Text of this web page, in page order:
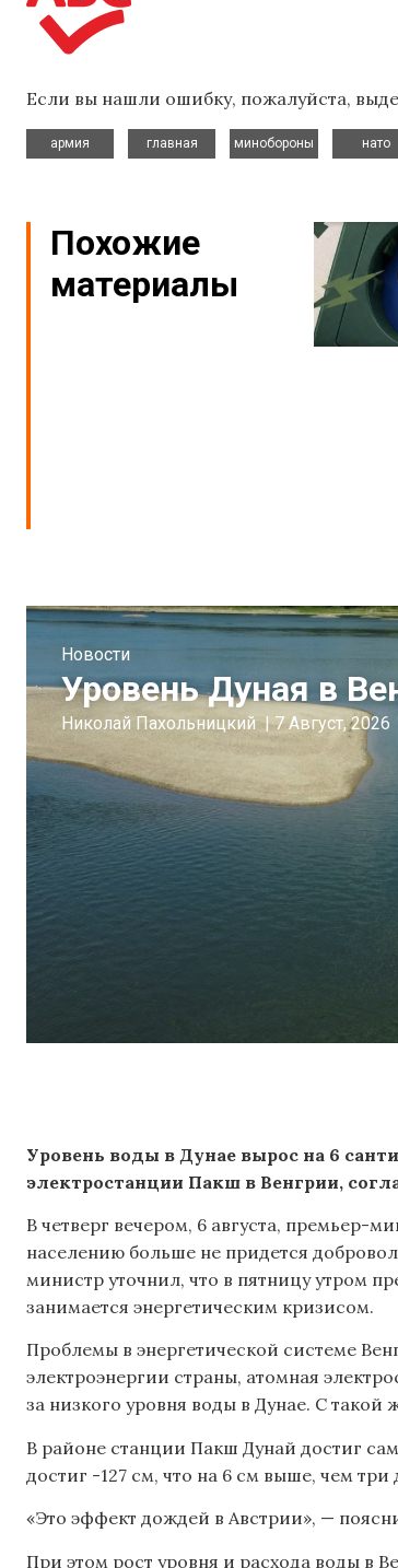
Если вы нашли ошибку, пожалуйста,
армия
главная
минобороны
нато
Похожие
материалы
Новости
Уровень Дуная в
Николай Пахольницкий | 7 Август, 2026
Уровень воды в Дунае вырос на 6
электростанции Пакш в Венгрии,
В четверг вечером, 6 августа, премьер-
населению больше не придется
министр уточнил, что в пятницу утром
занимается энергетическим кризисом.
Проблемы в энергетической системе
электроэнергии страны, атомная
за низкого уровня воды в Дунае. С
В районе станции Пакш Дунай достиг
достиг -127 см, что на 6 см выше, чем три
«Это эффект дождей в Австрии», —
При этом рост уровня и расхода воды в